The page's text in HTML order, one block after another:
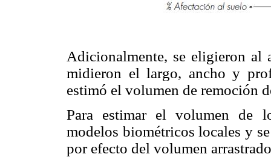
Adicionalmente, se eligieron al
midieron el largo, ancho y
estimó el volumen de remoción
Para estimar el volumen de
modelos biométricos locales y
por efecto del volumen